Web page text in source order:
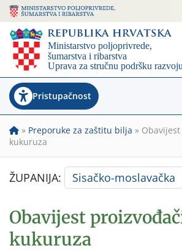
Pristupačnost
» Preporuke za zaštitu bilja »
kukuruza
ŽUPANIJA: Sisačko-moslavačka
Obavijest
kukuruza